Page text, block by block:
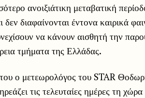
ανοιξιάτικη μεταβατική
διαφαίνονται έντονα καιρικά
να κάνουν αισθητή την
τμήματα της Ελλάδας.
ο μετεωρολόγος του STAR
τις τελευταίες ημέρες τη